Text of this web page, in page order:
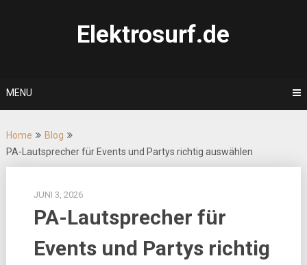
Elektrosurf.de
MENU
Home
Blog
PA-Lautsprecher für Events und Partys richtig auswählen
JUNI 3, 2026
PA-Lautsprecher für
Events und Partys richtig